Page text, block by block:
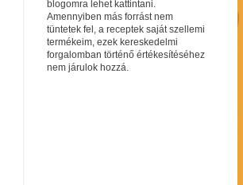
blogomra lehet kattintani.
Amennyiben más forrást nem
tüntetek fel, a receptek saját szellemi
termékeim, ezek kereskedelmi
forgalomban történő értékesítéséhez
nem járulok hozzá.